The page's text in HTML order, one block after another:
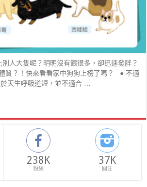
人大隻呢？明明沒有餵很多，卻迅速發胖？
質？！快來看看家中狗狗上榜了嗎？ ● 不適
天生呼吸道短，並不適合 …
238K
粉絲
37K
關注